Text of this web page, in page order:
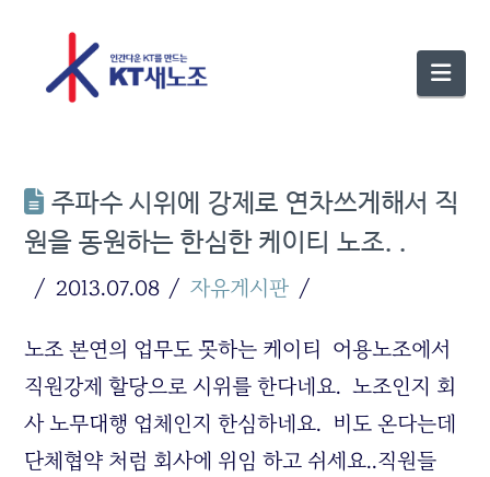
주파수 시위에 강제로 연차쓰게해서 직
원을 동원하는 한심한 케이티 노조. .
2013.07.08 자유게시판
노조 본연의 업무도 못하는 케이티 어용노조에서
직원강제 할당으로 시위를 한다네요. 노조인지 회
사 노무대행 업체인지 한심하네요. 비도 온다는데
단체협약 처럼 회사에 위임 하고 쉬세요..직원들